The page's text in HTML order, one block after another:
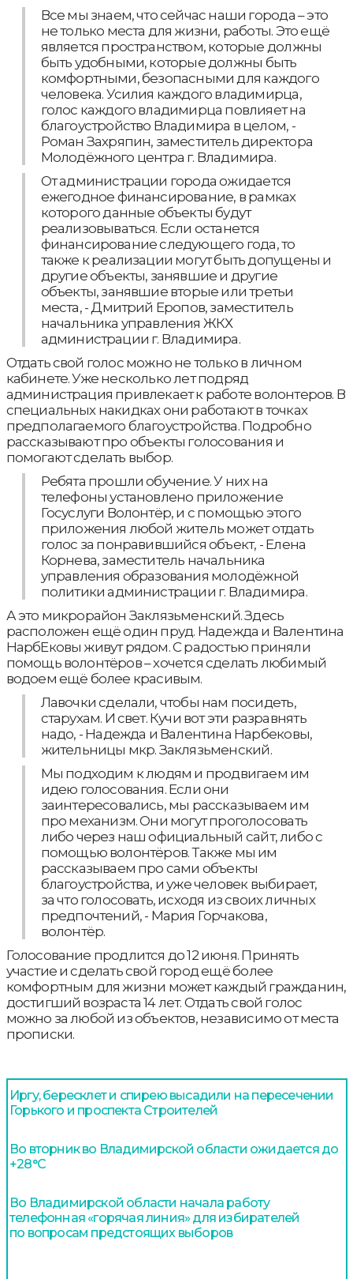
Все мы знаем, что сейчас наши города – это
не только места для жизни, работы. Это ещё
является пространством, которые должны
быть удобными, которые должны быть
комфортными, безопасными для каждого
человека. Усилия каждого владимирца,
голос каждого владимирца повлияет на
благоустройство Владимира в целом, -
Роман Захряпин, заместитель директора
Молодёжного центра г. Владимира.
От администрации города ожидается
ежегодное финансирование, в рамках
которого данные объекты будут
реализовываться. Если останется
финансирование следующего года, то
также к реализации могут быть допущены и
другие объекты, занявшие и другие
объекты, занявшие вторые или третьи
места, - Дмитрий Еропов, заместитель
начальника управления ЖКХ
администрации г. Владимира.
Отдать свой голос можно не только в личном
кабинете. Уже несколько лет подряд
администрация привлекает к работе волонтеров. В
специальных накидках они работают в точках
предполагаемого благоустройства. Подробно
рассказывают про объекты голосования и
помогают сделать выбор.
Ребята прошли обучение. У них на
телефоны установлено приложение
Госуслуги Волонтёр, и с помощью этого
приложения любой житель может отдать
голос за понравившийся объект, - Елена
Корнева, заместитель начальника
управления образования молодёжной
политики администрации г. Владимира.
А это микрорайон Заклязьменский. Здесь
расположен ещё один пруд. Надежда и Валентина
НарбЕковы живут рядом. С радостью приняли
помощь волонтёров – хочется сделать любимый
водоем ещё более красивым.
Лавочки сделали, чтобы нам посидеть,
старухам. И свет. Кучи вот эти разравнять
надо, - Надежда и Валентина Нарбековы,
жительницы мкр. Заклязьменский.
Мы подходим к людям и продвигаем им
идею голосования. Если они
заинтересовались, мы рассказываем им
про механизм. Они могут проголосовать
либо через наш официальный сайт, либо с
помощью волонтёров. Также мы им
рассказываем про сами объекты
благоустройства, и уже человек выбирает,
за что голосовать, исходя из своих личных
предпочтений, - Мария Горчакова,
волонтёр.
Голосование продлится до 12 июня. Принять
участие и сделать свой город ещё более
комфортным для жизни может каждый гражданин,
достигший возраста 14 лет. Отдать свой голос
можно за любой из объектов, независимо от места
прописки.
Иргу, бересклет и спирею высадили на пересечении
Горького и проспекта Строителей
Во вторник во Владимирской области ожидается до
+28°С
Во Владимирской области начала работу
телефонная «горячая линия» для избирателей
по вопросам предстоящих выборов